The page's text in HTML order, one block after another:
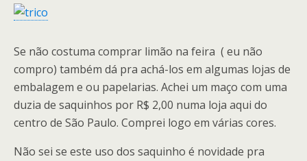
Se não costuma comprar limão na feira ( eu não
compro) também dá pra achá-los em algumas lojas de
embalagem e ou papelarias. Achei um maço com uma
duzia de saquinhos por R$ 2,00 numa loja aqui do
centro de São Paulo. Comprei logo em várias cores.
Não sei se este uso dos saquinho é novidade pra